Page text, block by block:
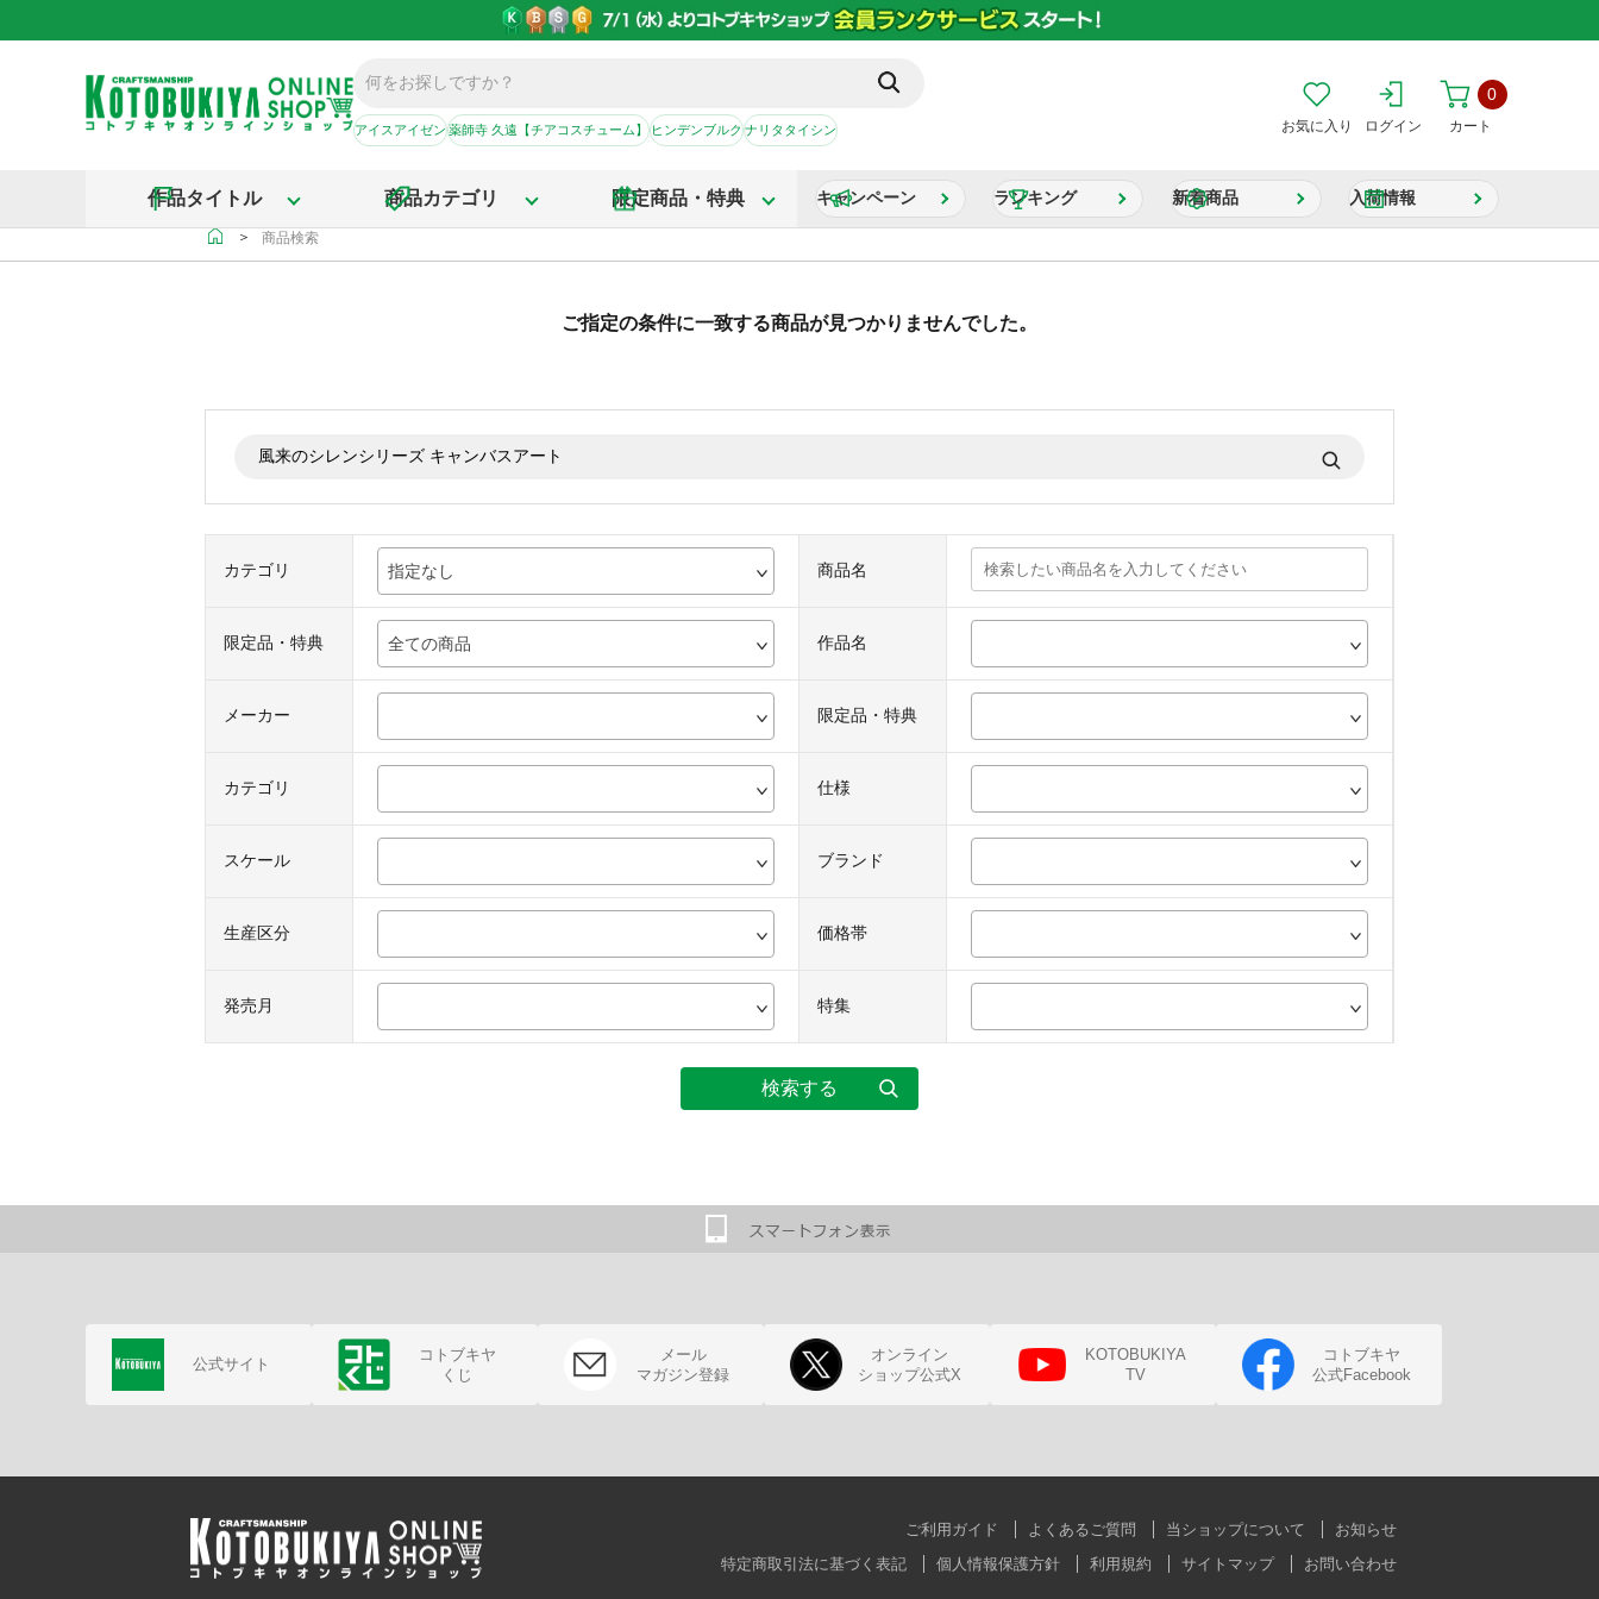
アイスアイゼン薬師寺 久遠【チアコスチューム】ヒンデンブルクナリタタイシン お気に入り ログイン カート
0
作品タイトル 商品カテゴリ 限定商品・特典 キャンペーン ランキング 新着商品 入荷情報
＞ 商品検索
ご指定の条件に一致する商品が見つかりませんでした。
カテゴリ 指定なし 商品名
限定品・特典 全ての商品 作品名
メーカー 限定品・特典
カテゴリ 仕様
スケール ブランド
生産区分 価格帯
発売月 特集
公式サイト
コトブキヤ
くじ
メール
マガジン登録
オンライン
ショップ公式X
KOTOBUKIYA
TV
コトブキヤ
公式Facebook
ご利用ガイド よくあるご質問 当ショップについて
お知らせ
特定商取引法に基づく表記
個人情報保護方針 利用規約 サイトマップ お問い合わせ